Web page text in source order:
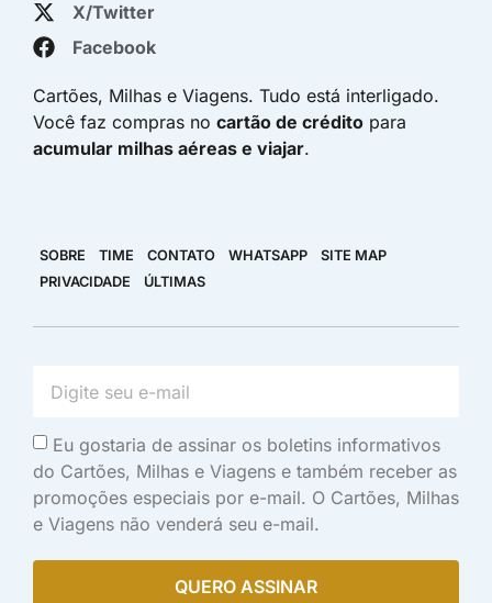
X/Twitter
Facebook
Cartões, Milhas e Viagens. Tudo está interligado.
Você faz compras no cartão de crédito para
acumular milhas aéreas e viajar.
SOBRE TIME CONTATO WHATSAPP
SITE MAP
PRIVACIDADE
ÚLTIMAS
Eu gostaria de assinar os boletins informativos
do Cartões, Milhas e Viagens e também receber as
promoções especiais por e-mail. O Cartões, Milhas
e Viagens não venderá seu e-mail.
QUERO ASSINAR